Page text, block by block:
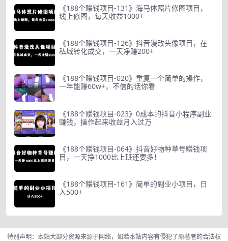
《188个赚钱项目-131》海马体照片修图项目，
线上修图，每天收益1000+
《188个赚钱项目-126》抖音漫改头像项目，在
私域转化成交，一天净赚200+
《188个赚钱项目-020》重复一个简单的操作，
一年能赚60w+，不信的话你看
《188个赚钱项目-023》0成本的抖音小程序副业
赚钱，操作起来收益月入过万
《188个赚钱项目-064》抖音好物种草号赚钱项
目，一天挣1000比上班还要多！
《188个赚钱项目-161》简单的副业小项目，日
入500+
特别声明：本站大部分资源来源于网络，如若本站内容有侵犯了原著者的合法权